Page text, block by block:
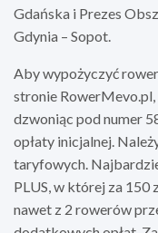
Gdańska i Prezes
Gdynia – Sopot.
Aby wypożyczyć
stronie
dzwoniąc pod numer
opłaty inicjalnej.
taryfowych.
PLUS, w której za 150
nawet z 2 rowerów